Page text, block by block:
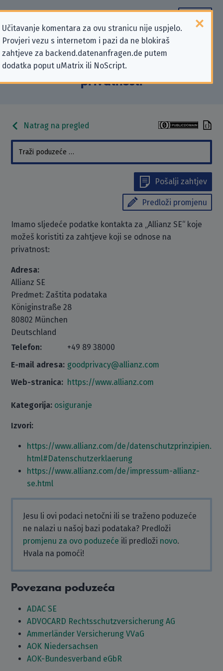
Učitavanje komentara za ovu stranicu nije uspjelo.
Provjeri vezu s internetom i pazi da ne blokiraš
zahtjeve za backend.datenanfragen.de putem
dodatka poput uMatrix ili NoScript.
Podaci kontakta „Allianz SE” koji se
odnose na zahtjeve za zaštitu
privatnosti
Natrag na pregled
Pošalji zahtjev
Predloži promjenu
Imamo sljedeće podatke kontakta za „Allianz SE“ koje
možeš koristiti za zahtjeve koji se odnose na
privatnost:
Adresa:
Allianz SE
Predmet: Zaštita podataka
Königinstraße 28
80802 München
Deutschland
Telefon:
+49 89 38000
E-mail adresa: goodprivacy@allianz.com
Web-stranica: https://www.allianz.com
Kategorija: osiguranje
Izvori:
https://www.allianz.com/de/datenschutzprinzipien.
html#Datenschutzerklaerung
https://www.allianz.com/de/impressum-allianz-
se.html
Jesu li ovi podaci netočni ili se traženo poduzeće
ne nalazi u našoj bazi podataka? Predloži
promjenu za ovo poduzeće ili predloži novo.
Hvala na pomoći!
Povezana poduzeća
ADAC SE
ADVOCARD Rechtsschutzversicherung AG
Ammerländer Versicherung VVaG
AOK Niedersachsen
AOK-Bundesverband eGbR